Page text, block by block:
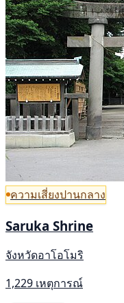
ความเสี่ยงปานกลาง
Saruka Shrine
จังหวัดอาโอโมริ
1,229 เหตุการณ์